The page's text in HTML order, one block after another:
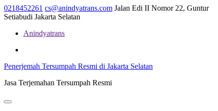
Skip
to
0218452261 cs@anindyatrans.com Jalan Edi II Nomor 22, Guntur
Setiabudi Jakarta Selatan
Anindyatrans
Penerjemah Tersumpah Resmi di Jakarta Selatan
Jasa Terjemahan Tersumpah Resmi
Open